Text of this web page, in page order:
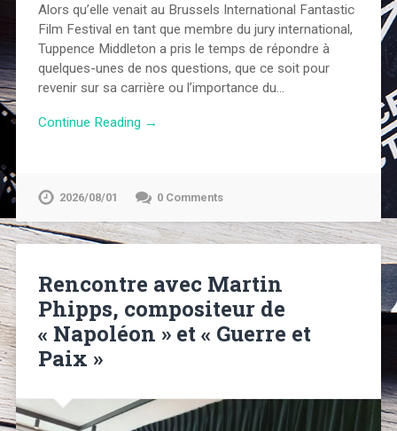
Alors qu’elle venait au Brussels International Fantastic
Film Festival en tant que membre du jury international,
Tuppence Middleton a pris le temps de répondre à
quelques-unes de nos questions, que ce soit pour
revenir sur sa carrière ou l’importance du…
Continue Reading →
2026/08/01 0 Comments
Rencontre avec Martin
Phipps, compositeur de
« Napoléon » et « Guerre et
Paix »